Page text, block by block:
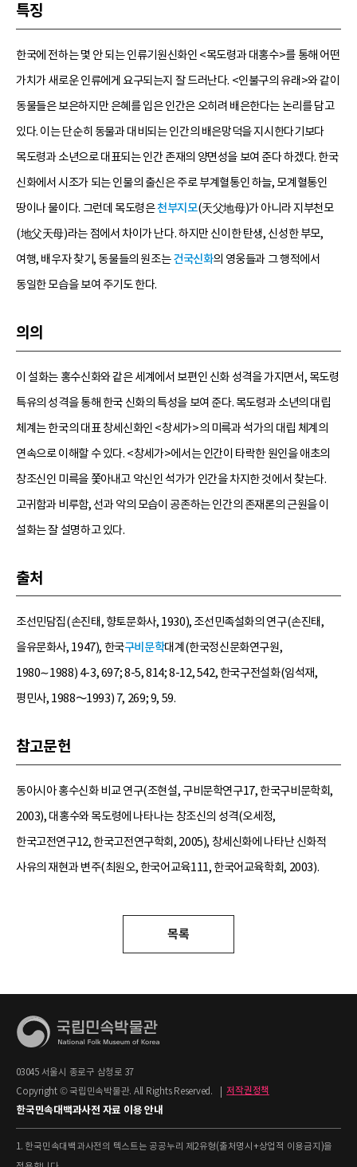
특징
한국에 전하는 몇 안 되는 인류기원신화인 <목도령과 대홍수>를 통해 어떤
가치가 새로운 인류에게 요구되는지 잘 드러난다. <인불구의 유래>와 같이
동물들은 보은하지만 은혜를 입은 인간은 오히려 배은한다는 논리를 담고
있다. 이는 단순히 동물과 대비되는 인간의 배은망덕을 지시한다기보다
목도령과 소년으로 대표되는 인간 존재의 양면성을 보여 준다 하겠다. 한국
신화에서 시조가 되는 인물의 출신은 주로 부계혈통인 하늘, 모계혈통인
땅이나 물이다. 그런데 목도령은천부지모(天父地母)가 아니라 지부천모
(地父天母)라는 점에서 차이가 난다. 하지만 신이한 탄생, 신성한 부모,
여행, 배우자 찾기, 동물들의 원조는건국신화의 영웅들과 그 행적에서
동일한 모습을 보여 주기도 한다.
의의
이 설화는 홍수신화와 같은 세계에서 보편인 신화 성격을 가지면서, 목도령
특유의 성격을 통해 한국 신화의 특성을 보여 준다. 목도령과 소년의 대립
체계는 한국의 대표 창세신화인 <창세가>의 미륵과 석가의 대립 체계의
연속으로 이해할 수 있다. <창세가>에서는 인간이 타락한 원인을 애초의
창조신인 미륵을 쫓아내고 악신인 석가가 인간을 차지한 것에서 찾는다.
고귀함과 비루함, 선과 악의 모습이 공존하는 인간의 존재론의 근원을 이
설화는 잘 설명하고 있다.
출처
조선민담집(손진태, 향토문화사, 1930), 조선민족설화의 연구(손진태,
을유문화사, 1947), 한국구비문학대계(한국정신문화연구원,
1980∼1988) 4-3, 697; 8-5, 814; 8-12, 542, 한국구전설화(임석재,
평민사, 1988～1993) 7, 269; 9, 59.
참고문헌
동아시아 홍수신화 비교 연구(조현설, 구비문학연구17, 한국구비문학회,
2003), 대홍수와 목도령에 나타나는 창조신의 성격(오세정,
한국고전연구12, 한국고전연구학회, 2005), 창세신화에 나타난 신화적
사유의 재현과 변주(최원오, 한국어교육111, 한국어교육학회, 2003).
목록
03045 서울시 종로구 삼청로 37
Copyright © 국립민속박물관. All Rights Reserved.
저작권정책
한국민속대백과사전 자료 이용 안내
1. 한국민속대백과사전의 텍스트는 공공누리 제2유형(출처명시+상업적 이용금지)을